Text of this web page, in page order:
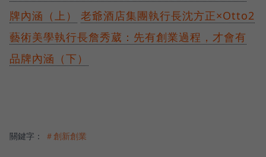
牌內涵（上）
老爺酒店集團執行長沈方正×Otto2
藝術美學執行長詹秀葳：先有創業過程，才會有
品牌內涵（下）
關鍵字： ＃創新創業